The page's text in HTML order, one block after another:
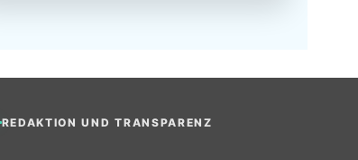
REDAKTION UND TRANSPARENZ